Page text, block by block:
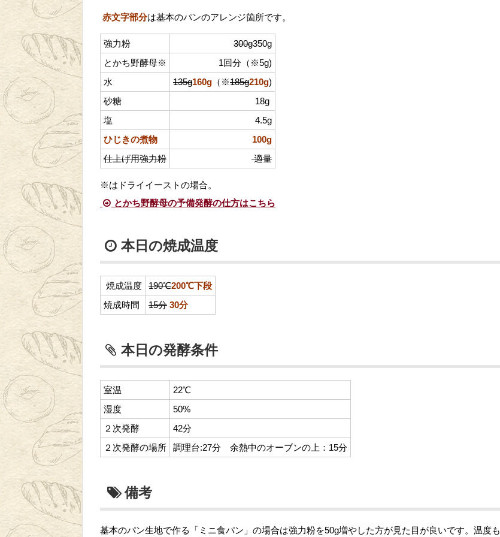
赤文字部分は基本のパンのアレンジ箇所です。
強力粉 300g350g
とかち野酵母※
1回分（※5g)
水
135g160g （※185g210g)
砂糖
18g
塩
4.5g
ひじきの煮物
100g
仕上げ用強力粉
適量
※はドライイーストの場合。
とかち野酵母の予備発酵の仕方はこちら
本日の焼成温度
焼成温度 190℃200℃下段
焼成時間
15分 30分
本日の発酵条件
室温
22℃
湿度
50%
２次発酵
42分
２次発酵の場所
調理台:27分 余熱中のオーブンの上：15分
備考
基本のパン生地で作る「ミニ食パン」の場合は強力粉を50g増やした方が見た目が良いです。温度も